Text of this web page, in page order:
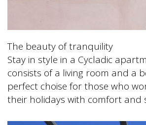
The beauty of tranquility
Stay in style in a Cycladic
consists of a living room and a
perfect choise for those who
their holidays with comfort and